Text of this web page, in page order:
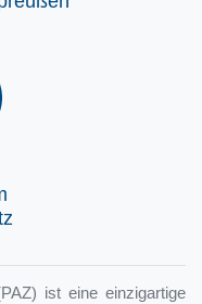
ist eine einzigartige